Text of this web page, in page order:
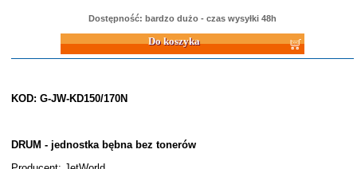
Dostępność: bardzo dużo - czas wysyłki 48h
Do koszyka
KOD: G-JW-KD150/170N
DRUM - jednostka bębna bez tonerów